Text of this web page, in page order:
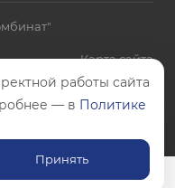
Карта сайта
публичной офертой.
работы сайта
— в Политике
Принять